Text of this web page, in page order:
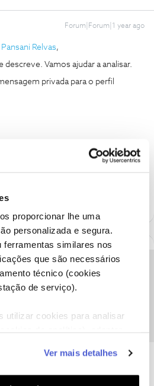
proporcionar lhe uma
personalizada e segura.
ferramentas similares nos
que são necessários
técnico (cookies
de serviço).
utilizar cookies para analisar
de personalização e
anúncios aos seus interesses
Ver mais detalhes
Forum|Forum|1 year ago
Relvas,
descreve. Vamos ajudar a analisar.
privada para o perfil
informação relevante. Marque
"Like" nos melhores comentários.